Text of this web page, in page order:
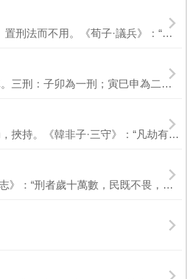
亦作“ 刑措 ”。亦作“ 刑厝 ”。置刑法而不用。《荀子·議兵》：“傳曰：‘威...
星相術語。三刑六害的合稱。三刑：子卯為一刑；寅巳申為二刑；醜戌未為三刑。凡逢三刑...
謂濫用刑罰。刑，刑罰；劫，挾持。《韓非子·三守》：“凡劫有三：有明劫，有事劫，...
(1).受刑的人。《漢書·刑法志》：“刑者歲十萬數，民既不畏，又曾不恥，刑輕之...